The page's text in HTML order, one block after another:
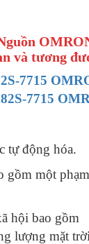
và tương
7715
7715
tự động hóa.
gồm một
hội bao gồm
lượng mặt